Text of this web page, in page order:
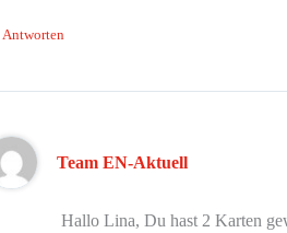
Antworten
Team EN-Aktuell
Hallo Lina, Du hast 2 Karten